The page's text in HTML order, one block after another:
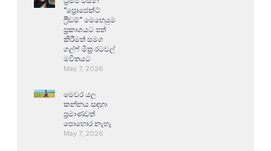
“ප්‍රොජෙක්ට්
ෆ්‍රීඩම්” මෙහෙයුම
ප්‍රකාශයට පත්
කිරීමත් සමග
ගල්ෆ් මිත්‍ර රටවල්
මවිතයට
May 7, 2026
මෙවර යල
කන්නය සඳහා
ප්‍රමාණවත්
පොහොර නැහැ
May 7, 2026